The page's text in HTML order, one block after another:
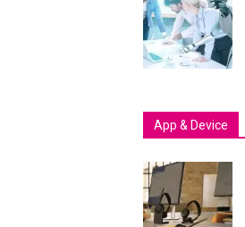
App & Device